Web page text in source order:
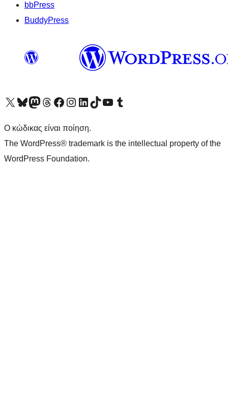
bbPress
BuddyPress
Visit our X (formerly Twitter) account
Visit our Bluesky account
Επισκεφθείτε τον λογαριασμό μας στο Mastodon
Visit our Threads account
Επισκεφτείτε τη σελίδα μας στο Facebook
Επισκεφθείτε τον λογαριασμό μας Instagram
Επισκεφθείτε τον λογαριασμό μας LinkedIn
Visit our TikTok account
Visit our YouTube channel
Visit our Tumblr account
Ο κώδικας είναι ποίηση.
The WordPress® trademark is the intellectual property of the
WordPress Foundation.